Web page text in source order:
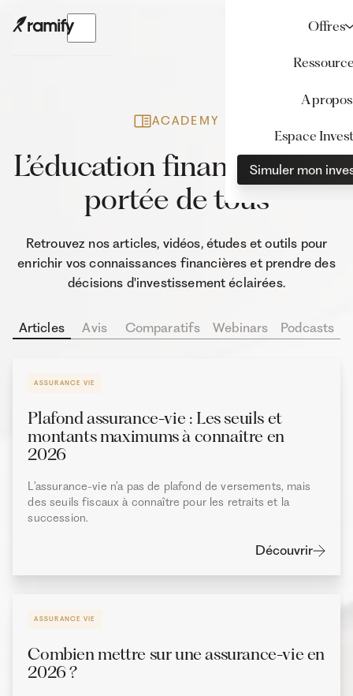
Offres
A propos
Espace
Simuler mon
ACADEMY
L’éducation financière à la
portée de tous
Retrouvez nos articles, vidéos, études et outils pour
enrichir vos connaissances financières et prendre des
décisions d'investissement éclairées.
Articles Avis Comparatifs Webinars Podcasts
ASSURANCE VIE
Plafond assurance-vie : Les seuils et
montants maximums à connaître en
2026
L’assurance-vie n’a pas de plafond de versements, mais
des seuils fiscaux à connaître pour les retraits et la
succession.
Découvrir
ASSURANCE VIE
Combien mettre sur une assurance-vie en
2026 ?